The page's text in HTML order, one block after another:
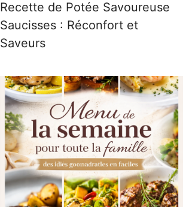
Recette de Potée Savoureuse
Saucisses : Réconfort et
Saveurs